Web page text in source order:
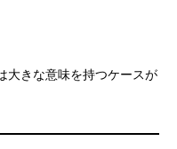
大きな意味を持つケースが